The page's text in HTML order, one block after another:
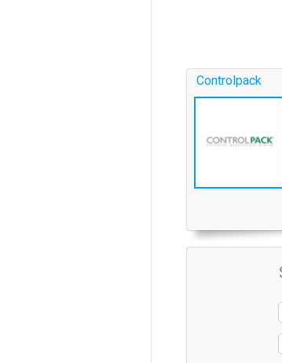
Controlpack